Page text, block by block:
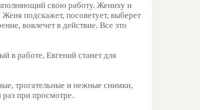
свою работу. Жениху и
Женя подскажет, посоветует, выберет
вовлечет в действие. Все это
в работе, Евгений станет для
трогательные и нежные снимки,
при просмотре.